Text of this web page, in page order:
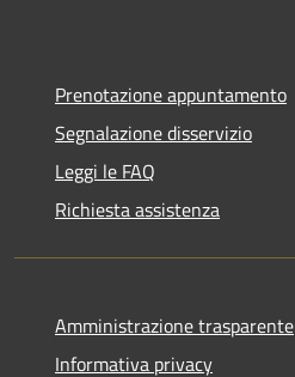
Prenotazione appuntamento
Segnalazione disservizio
Leggi le FAQ
Richiesta assistenza
Amministrazione trasparente
Informativa privacy